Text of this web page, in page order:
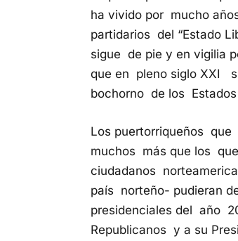
ha vivido por mucho
partidarios del “Estado
sigue de pie y en vigilia
que en pleno siglo XXI
bochorno de los
Los puertorriqueños
muchos más que los
ciudadanos
país norteño- pudieran
presidenciales del año
Republicanos y a su